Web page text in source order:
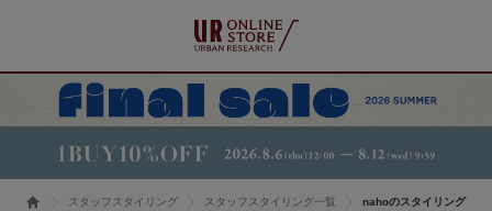
スタッフスタイリング スタッフスタイリング一覧 nahoのスタイリング